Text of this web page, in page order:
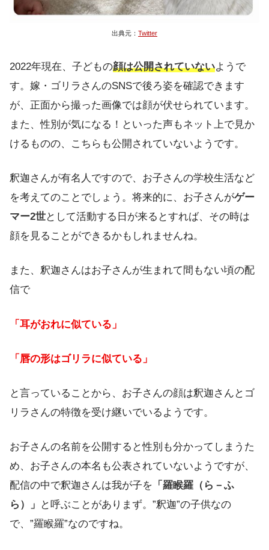
出典元： Twitter
2022年現在、子どもの顔は公開されていないようで
す。嫁・ゴリラさんのSNSで後ろ姿を確認できます
が、正面から撮った画像では顔が伏せられています。
また、性別が気になる！といった声もネット上で見か
けるものの、こちらも公開されていないようです。
釈迦さんが有名人ですので、お子さんの学校生活など
を考えてのことでしょう。将来的に、お子さんがゲー
マー2世として活動する日が来るとすれば、その時は
顔を見ることができるかもしれませんね。
また、釈迦さんはお子さんが生まれて間もない頃の配
信で
「耳がおれに似ている」
「唇の形はゴリラに似ている」
と言っていることから、お子さんの顔は釈迦さんとゴ
リラさんの特徴を受け継いでいるようです。
お子さんの名前を公開すると性別も分かってしまうた
め、お子さんの本名も公表されていないようですが、
配信の中で釈迦さんは我が子を 「羅睺羅（ら－ふ
ら）」
と呼ぶことがありまず。”釈迦”の子供なの
で、”羅睺羅”なのですね。